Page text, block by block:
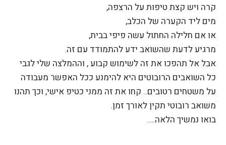
קרה ויש קצת טיפות על הרצפה,
מים ליד הקערה של הכלב,
או אם חלילה החתול עשה פיפי בבית,
מרגיע לדעת שהשואב ידע להתמודד עם זה.
אבל אל תהפכו את זה לשימוש קבוע , וההמלצה שלי לגבי
כל השואבים הרובוטים היא להימנע ככל האפשר מעבודה
על משטחים רטובים.. קחו את זה ממני כטיפ אישי, וכך תהנו
משואב רובוטי תקין לאורך זמן.
בואו נמשיך הלאה….